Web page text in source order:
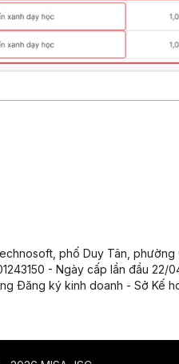
phố Duy Tân, phường
- Ngày cấp lần đầu 22/
Đăng ký kinh doanh - Sở Kế